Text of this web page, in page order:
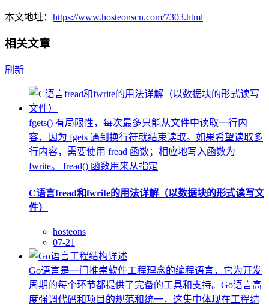
本文地址： https://www.hosteonscn.com/7303.html
相关文章
刷新
fgets() 有局限性，每次最多只能从文件中读取一行内
容，因为 fgets 遇到换行符就结束读取。如果希望读取多
行内容，需要使用 fread 函数；相应地写入函数为
fwrite。 fread() 函数用来从指定
C语言fread和fwrite的用法详解（以数据块的形式读写文
件）
hosteons
07-21
Go语言是一门推崇软件工程理念的编程语言，它为开发
周期的每个环节都提供了完备的工具和支持。Go语言高
度强调代码和项目的规范和统一，这集中体现在工程结